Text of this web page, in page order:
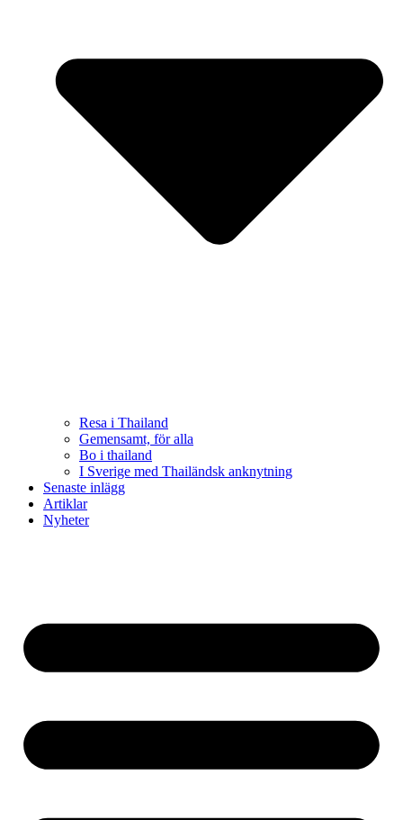
Resa i Thailand
Gemensamt, för alla
Bo i thailand
I Sverige med Thailändsk anknytning
Senaste inlägg
Artiklar
Nyheter